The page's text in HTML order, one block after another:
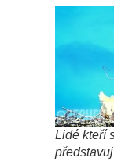
Lidé kteří